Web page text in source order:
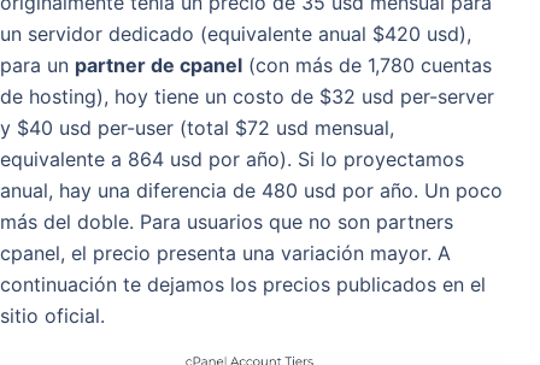
un servidor dedicado (equivalente anual $420 usd),
para un partner de cpanel (con más de 1,780 cuentas
de hosting), hoy tiene un costo de $32 usd per-server
y $40 usd per-user (total $72 usd mensual,
equivalente a 864 usd por año). Si lo proyectamos
anual, hay una diferencia de 480 usd por año. Un poco
más del doble. Para usuarios que no son partners
cpanel, el precio presenta una variación mayor. A
continuación te dejamos los precios publicados en el
sitio oficial.